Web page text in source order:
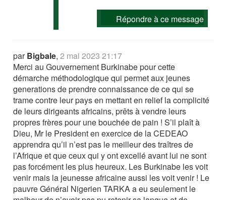
Répondre à ce message
parBigbale,2 mai 2023 21:17
Merci au Gouvernement Burkinabe pour cette
démarche méthodologique qui permet aux jeunes
generations de prendre connaissance de ce qui se
trame contre leur pays en mettant en relief la complicité
de leurs dirigeants africains, prêts à vendre leurs
propres frères pour une bouchée de pain ! S’il plaît à
Dieu, Mr le President en exercice de la CEDEAO
apprendra qu’il n’est pas le meilleur des traîtres de
l’Afrique et que ceux qui y ont excellé avant lui ne sont
pas forcément les plus heureux. Les Burkinabe les voit
venir mais la jeunesse africaine aussi les voit venir ! Le
pauvre Général Nigerien TARKA a eu seulement le